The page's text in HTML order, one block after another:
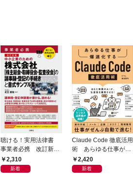
聴ける！実用法律書
事業者必携 改訂新
版 中小企業のための
株式会社【株主総会・
2,310
新着
Claude Code 徹底活用
術 あらゆる仕事が爆
速化する
2,420
新着